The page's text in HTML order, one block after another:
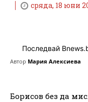
сряда, 18 юни
Последвай
Автор Мария Алексиева
Борисов без да